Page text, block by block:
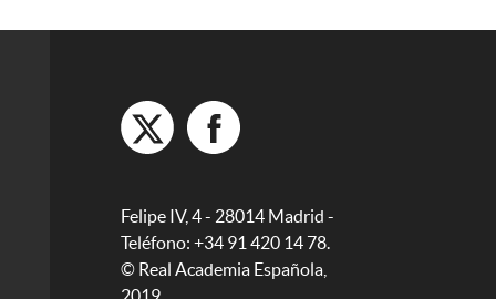
Felipe IV, 4 - 28014 Madrid -
Teléfono: +34 91 420 14 78.
© Real Academia Española,